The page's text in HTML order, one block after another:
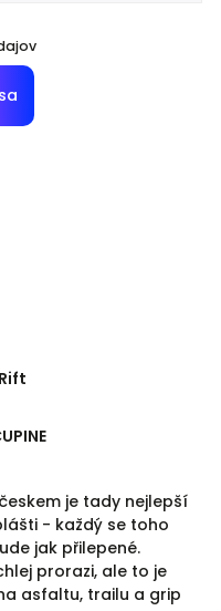
je tady nejlepší
- každý se toho
jak přilepené.
prorazi, ale to je
asfaltu, trailu a grip